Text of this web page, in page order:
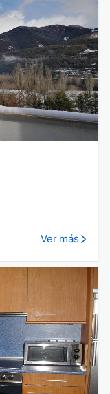
Ver más